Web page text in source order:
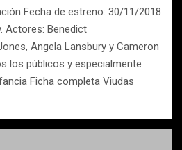
Fecha de estreno: 30/11/2018
Actores: Benedict
Angela Lansbury y Cameron
los públicos y especialmente
Ficha completa Viudas